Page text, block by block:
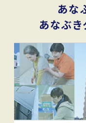
あな
あなぶき